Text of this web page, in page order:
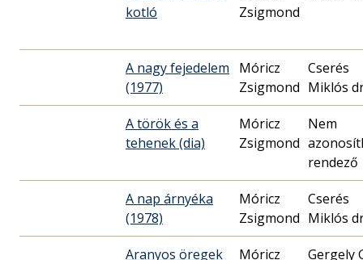
kotló
Zsigmond
A nagy fejedelem
(1977)
Móricz
Zsigmond
Cserés
Miklós
A török és a
tehenek (dia)
Móricz
Zsigmond
Nem
rendező
A nap árnyéka
(1978)
Móricz
Zsigmond
Cserés
Miklós
Aranyos öregek
Móricz
Gergely